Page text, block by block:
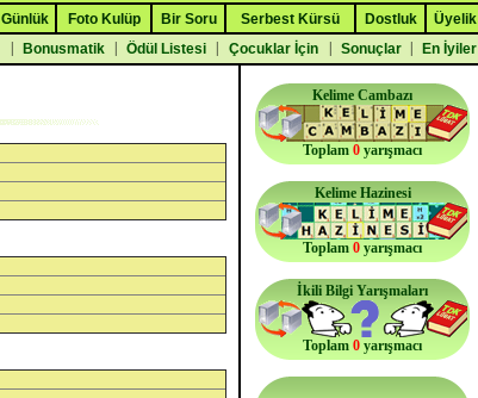
Günlük Foto Kulüp Bir Soru Serbest Kürsü Dostluk
Üyelik
Bonusmatik Ödül Listesi Çocuklar İçin Sonuçlar En İyiler
Kelime Cambazı
Toplam 0 yarışmacı
Kelime Hazinesi
Toplam 0 yarışmacı
İkili Bilgi Yarışmaları
Toplam 0 yarışmacı